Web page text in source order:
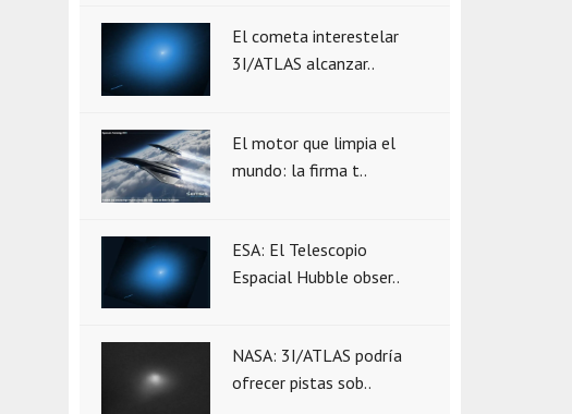
El cometa interestelar
3I/ATLAS alcanzar..
El motor que limpia el
mundo: la firma t..
ESA: El Telescopio
Espacial Hubble obser..
NASA: 3I/ATLAS podría
ofrecer pistas sob..